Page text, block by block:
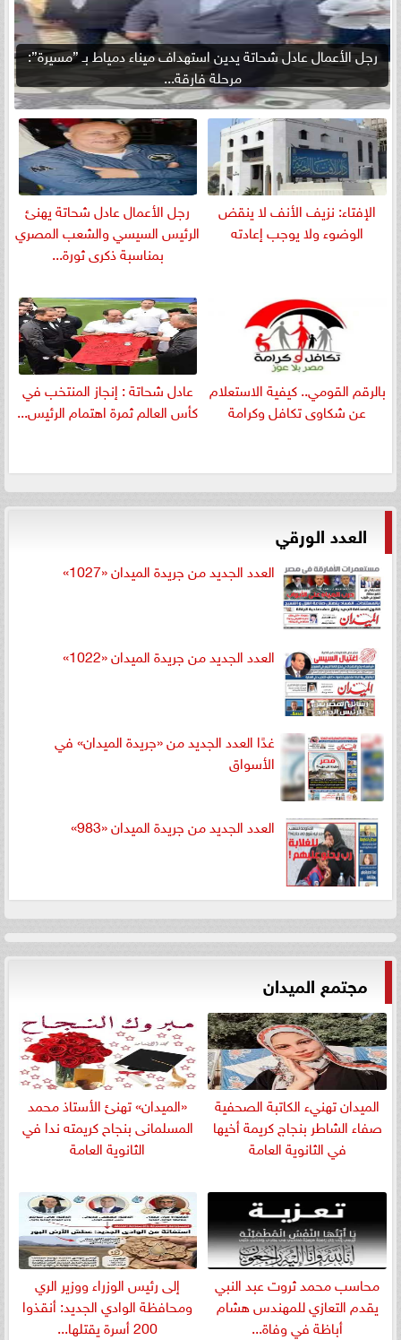
رجل الأعمال عادل شحاتة يدين استهداف ميناء دمياط بـ ”مسيرة”:
مرحلة فارقة...
الإفتاء: نزيف الأنف لا ينقض
الوضوء ولا يوجب إعادته
رجل الأعمال عادل شحاتة يهنئ
الرئيس السيسي والشعب المصري
بمناسبة ذكرى ثورة...
بالرقم القومي.. كيفية الاستعلام
عن شكاوى تكافل وكرامة
عادل شحاتة : إنجاز المنتخب في
كأس العالم ثمرة اهتمام الرئيس...
العدد الورقي
العدد الجديد من جريدة الميدان «1027»
العدد الجديد من جريدة الميدان «1022»
غدًا العدد الجديد من «جريدة الميدان» في
الأسواق
العدد الجديد من جريدة الميدان «983»
مجتمع الميدان
الميدان تهنيء الكاتبة الصحفية
صفاء الشاطر بنجاج كريمة أخيها
في الثانوية العامة
«الميدان» تهنئ الأستاذ محمد
المسلمانى بنجاح كريمته ندا في
الثانوية العامة
​محاسب محمد ثروت عبد النبي
يقدم التعازي للمهندس هشام
أباظة في وفاة...
إلى رئيس الوزراء ووزير الري
ومحافظة الوادي الجديد: أنقذوا
200 أسرة يقتلها...